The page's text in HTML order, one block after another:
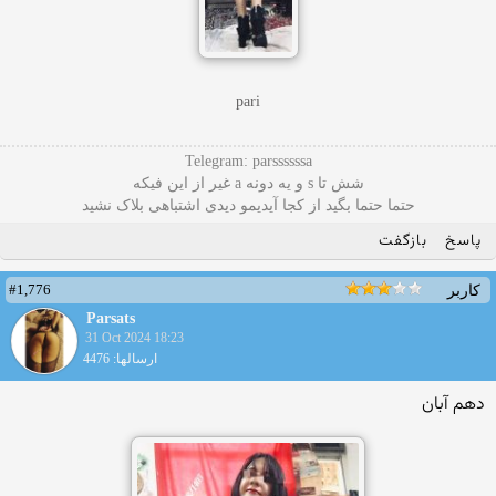
pari
Telegram: parssssssa
شش تا s و یه دونه a غیر از این فیکه
حتما حتما بگید از کجا آیدیمو دیدی اشتباهی بلاک نشید
پاسخ بازگفت
کاربر
#1,776
Parsats
31 Oct 2024 18:23
ارسالها: 4476
دهم آبان